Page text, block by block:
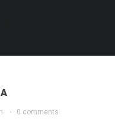
0 comments